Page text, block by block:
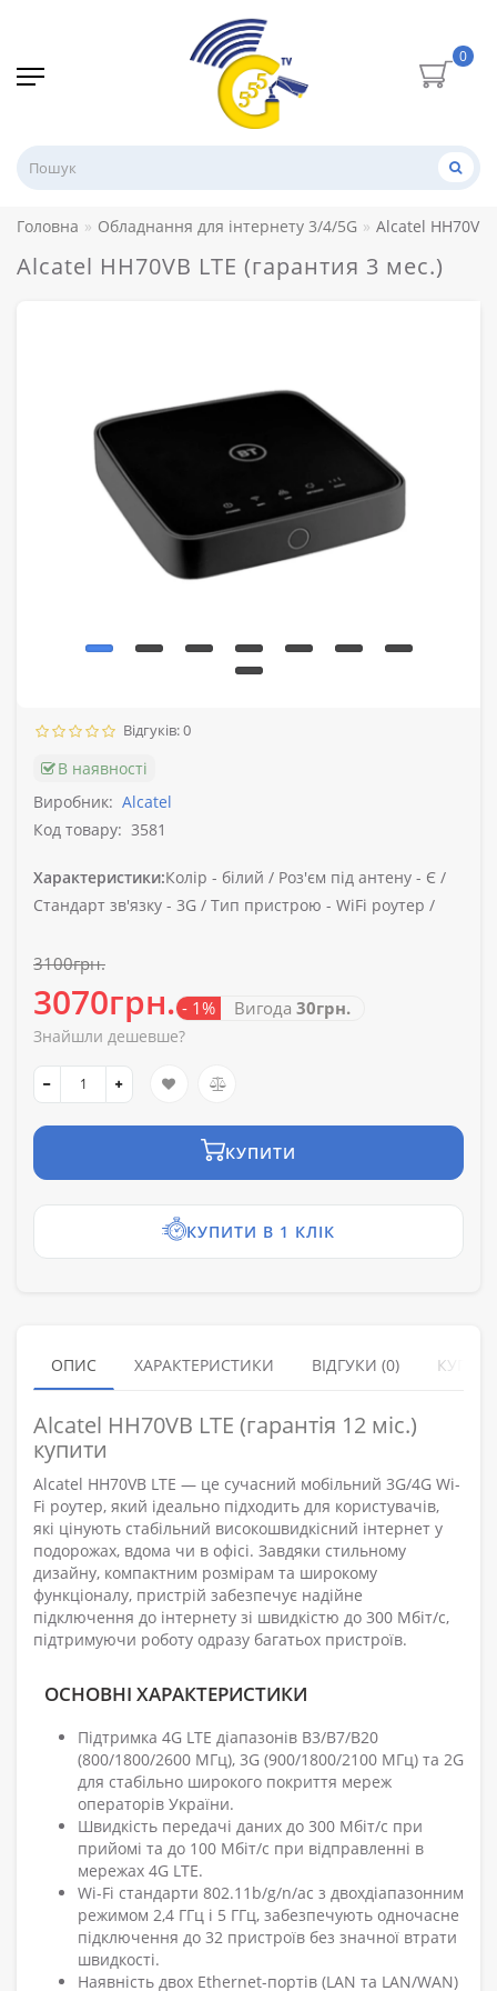
0
Головна Обладнання для інтернету 3/4/5G Alcatel HH70VB
Alcatel HH70VB LTE (гарантия 3 мес.)
Відгуків: 0
В наявності
Виробник: Alcatel
Код товару: 3581
Характеристики:Колір - білий / Роз'єм під антену - Є /
Стандарт зв'язку - 3G / Тип пристрою - WiFi роутер /
3100грн.
3070грн. - 1% Вигода 30грн.
Знайшли дешевше?
КУПИТИ
КУПИТИ В 1 КЛІК
ОПИС ХАРАКТЕРИСТИКИ ВІДГУКИ (0)
Alcatel HH70VB LTE (гарантія 12 міс.)
купити
Alcatel HH70VB LTE — це сучасний мобільний 3G/4G Wi-
Fi роутер, який ідеально підходить для користувачів,
які цінують стабільний високошвидкісний інтернет у
подорожах, вдома чи в офісі. Завдяки стильному
дизайну, компактним розмірам та широкому
функціоналу, пристрій забезпечує надійне
підключення до інтернету зі швидкістю до 300 Мбіт/с,
підтримуючи роботу одразу багатьох пристроїв.
ОСНОВНІ ХАРАКТЕРИСТИКИ
Підтримка 4G LTE діапазонів B3/B7/B20
(800/1800/2600 МГц), 3G (900/1800/2100 МГц) та 2G
для стабільно широкого покриття мереж
операторів України.
Швидкість передачі даних до 300 Мбіт/с при
прийомі та до 100 Мбіт/с при відправленні в
мережах 4G LTE.
Wi-Fi стандарти 802.11b/g/n/ac з двохдіапазонним
режимом 2,4 ГГц і 5 ГГц, забезпечують одночасне
підключення до 32 пристроїв без значної втрати
швидкості.
Наявність двох Ethernet-портів (LAN та LAN/WAN)